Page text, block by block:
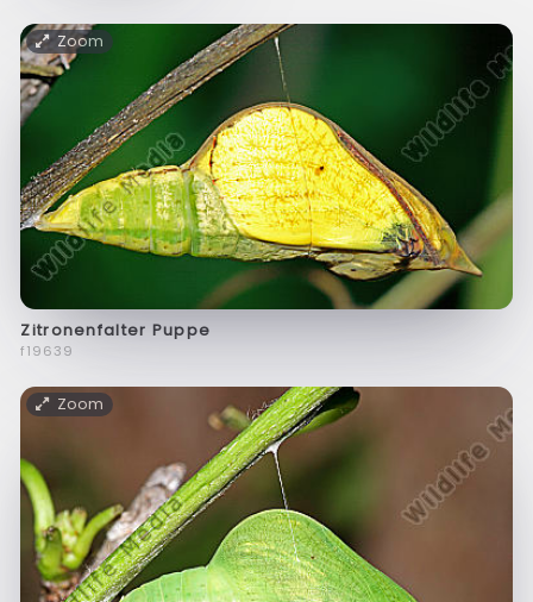
Zoom
Zitronenfalter Puppe
f19639
Zoom